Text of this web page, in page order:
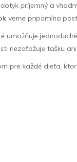
príjemný a
verne pripomína
umožňuje
nezaťažuje tašku ani
pre každé dieťa,